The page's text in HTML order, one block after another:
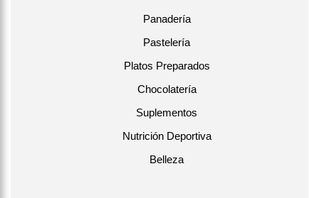
Panadería
Pastelería
Platos Preparados
Chocolatería
Suplementos
Nutrición Deportiva
Belleza